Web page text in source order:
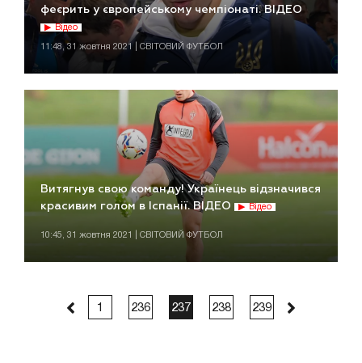
феєрить у європейському чемпіонаті. ВІДЕО
Відео
11:48, 31 жовтня 2021 | СВІТОВИЙ ФУТБОЛ
Витягнув свою команду! Українець відзначився
красивим голом в Іспанії. ВІДЕО
Відео
10:45, 31 жовтня 2021 | СВІТОВИЙ ФУТБОЛ
1 236 237 238 239